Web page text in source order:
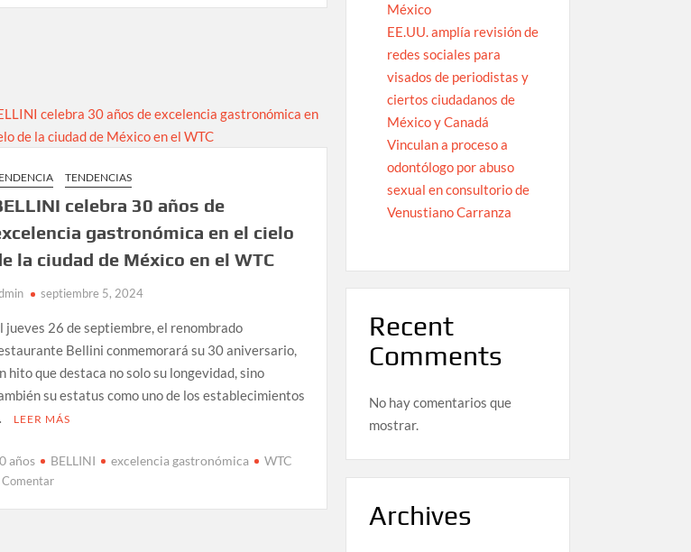
GENERACIÓN
Z,
MENOS
SATISFECHA
TENDENCIAS
celebra 30 años de
gastronómica en el cielo
la ciudad de México en el WTC
septiembre 5, 2024
jueves 26 de septiembre, el renombrado
Bellini conmemorará su 30 aniversario,
hito que destaca no solo su longevidad, sino
su estatus como uno de los establecimientos
LEER MÁS
años BELLINI excelencia gastronómica WTC
Comentaren
México
EE.UU. amplía revisión de
redes sociales para
visados de periodistas y
ciertos ciudadanos de
México y Canadá
Vinculan a proceso a
odontólogo por abuso
sexual en consultorio de
Venustiano Carranza
Recent
Comments
No hay comentarios que
mostrar.
Archives